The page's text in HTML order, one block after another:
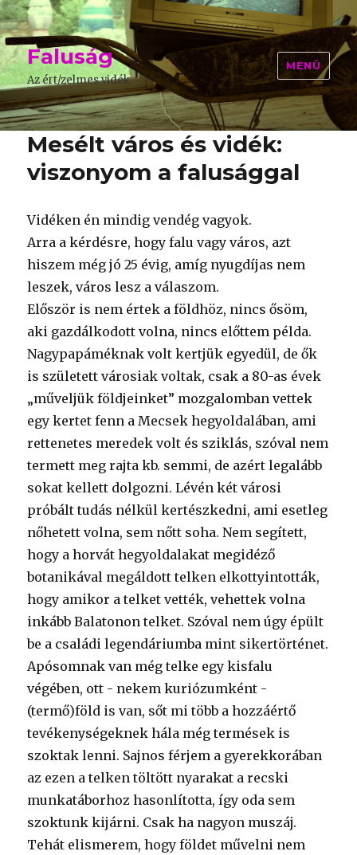
Faluság
Az ért/zelmes vidék
MENÜ
Mesélt város és vidék:
viszonyom a falusággal
Vidéken én mindig vendég vagyok.
Arra a kérdésre, hogy falu vagy város, azt
hiszem még jó 25 évig, amíg nyugdíjas nem
leszek, város lesz a válaszom.
Először is nem értek a földhöz, nincs ősöm,
aki gazdálkodott volna, nincs előttem példa.
Nagypapáméknak volt kertjük egyedül, de ők
is született városiak voltak, csak a 80-as évek
„műveljük földjeinket” mozgalomban vettek
egy kertet fenn a Mecsek hegyoldalában, ami
rettenetes meredek volt és sziklás, szóval nem
termett meg rajta kb. semmi, de azért legalább
sokat kellett dolgozni. Lévén két városi
próbált tudás nélkül kertészkedni, ami esetleg
nőhetett volna, sem nőtt soha. Nem segített,
hogy a horvát hegyoldalakat megidéző
botanikával megáldott telken elkottyintották,
hogy amikor a telket vették, vehettek volna
inkább Balatonon telket. Szóval nem úgy épült
be a családi legendáriumba mint sikertörténet.
Apósomnak van még telke egy kisfalu
végében, ott - nekem kuriózumként -
(termő)föld is van, sőt mi több a hozzáértő
tevékenységeknek hála még termések is
szoktak lenni. Sajnos férjem a gyerekkorában
az ezen a telken töltött nyarakat a recski
munkatáborhoz hasonlította, így oda sem
szoktunk kijárni. Csak ha nagyon muszáj.
Tehát elismerem, hogy földet művelni nem